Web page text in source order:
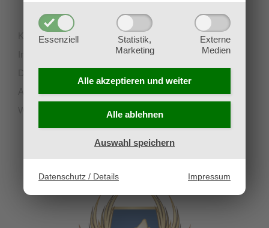
Essenziell
Statistik,
Marketing
Externe
Medien
Alle akzeptieren und weiter
Alle ablehnen
Auswahl speichern
Datenschutz / Details Impressum
Kontakt